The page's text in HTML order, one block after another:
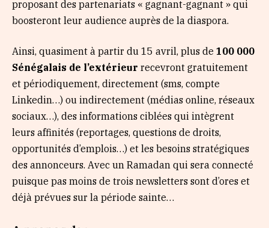
proposant des partenariats « gagnant-gagnant » qui
boosteront leur audience auprès de la diaspora.
Ainsi, quasiment à partir du 15 avril, plus de 100 000
Sénégalais de l’extérieur recevront gratuitement
et périodiquement, directement (sms, compte
Linkedin…) ou indirectement (médias online, réseaux
sociaux…), des informations ciblées qui intègrent
leurs affinités (reportages, questions de droits,
opportunités d’emplois…) et les besoins stratégiques
des annonceurs. Avec un Ramadan qui sera connecté
puisque pas moins de trois newsletters sont d’ores et
déjà prévues sur la période sainte…